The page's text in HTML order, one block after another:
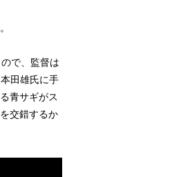
で、監督は
田雄氏に手
青サギがス
交錯するか